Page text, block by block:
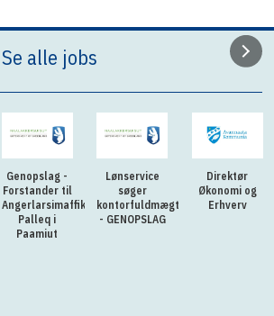
Se alle jobs
Genopslag -
Forstander til
Angerlarsimaffik
Palleq i
Paamiut
Lønservice
søger
kontorfuldmægtig
- GENOPSLAG
Direktør
Økonomi og
Erhverv